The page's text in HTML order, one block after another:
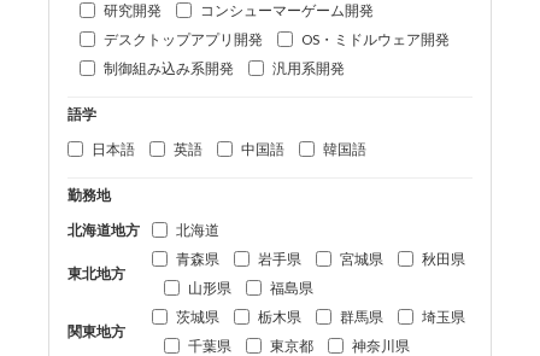
研究開発
コンシューマーゲーム開発
デスクトップアプリ開発
OS・ミドルウェア開発
制御組み込み系開発
汎用系開発
語学
日本語
英語 中国語 韓国語
勤務地
北海道地方
北海道
東北地方
青森県 岩手県 宮城県
秋田県
山形県
福島県
関東地方
茨城県 栃木県 群馬県
埼玉県
千葉県
東京都 神奈川県